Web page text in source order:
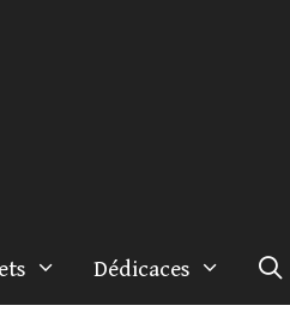
Dédicaces